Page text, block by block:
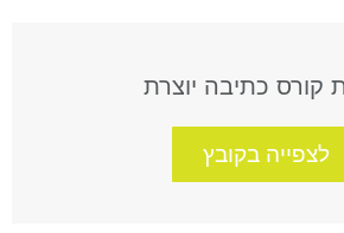
קורס כתיבה יוצרת
לצפייה בקובץ